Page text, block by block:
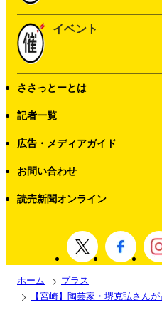
イベント
ささっとーとは
記者一覧
広告・メディアガイド
お問い合わせ
読売新聞オンライン
ホーム
プラス
【宮崎】陶芸家・堺克弘さん